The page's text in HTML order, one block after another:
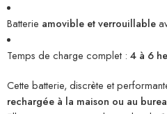
Batterie amovible et verrouillable
Temps de charge complet : 4 à 6
Cette batterie, discrète et
rechargée à la maison ou au